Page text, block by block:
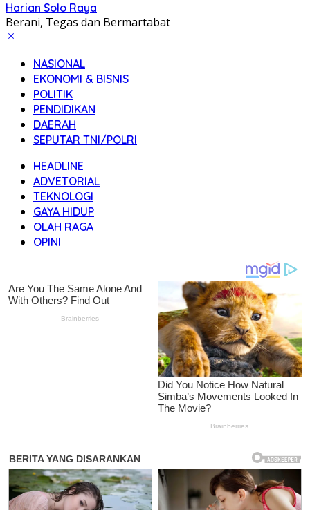
Harian Solo Raya
Berani, Tegas dan Bermartabat
NASIONAL
EKONOMI & BISNIS
POLITIK
PENDIDIKAN
DAERAH
SEPUTAR TNI/POLRI
HEADLINE
ADVETORIAL
TEKNOLOGI
GAYA HIDUP
OLAH RAGA
OPINI